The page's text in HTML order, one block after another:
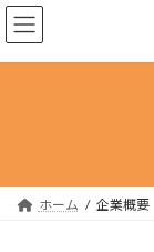
コ
ン
ッ
ナ
ビ
移
ホーム 企業概要